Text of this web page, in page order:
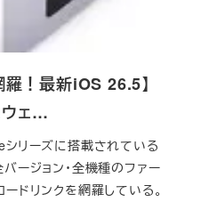
羅！最新iOS 26.5】
ェ…
リーズに搭載されている
ージョン・全機種のファー
ドリンクを網羅している。